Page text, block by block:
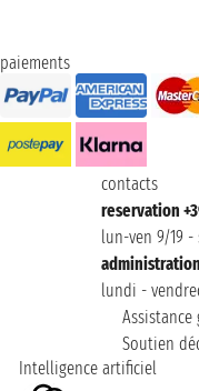
paiements
contacts
reservation
lun-ven 9/19 -
lundi -
Assistance
Soutien
Intelligence artificiel